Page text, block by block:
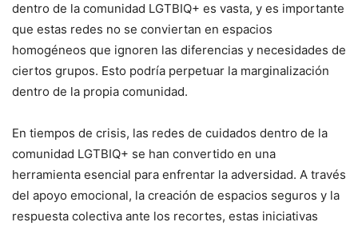
dentro de la comunidad LGTBIQ+ es vasta, y es importante
que estas redes no se conviertan en espacios
homogéneos que ignoren las diferencias y necesidades de
ciertos grupos. Esto podría perpetuar la marginalización
dentro de la propia comunidad.
En tiempos de crisis, las redes de cuidados dentro de la
comunidad LGTBIQ+ se han convertido en una
herramienta esencial para enfrentar la adversidad. A través
del apoyo emocional, la creación de espacios seguros y la
respuesta colectiva ante los recortes, estas iniciativas